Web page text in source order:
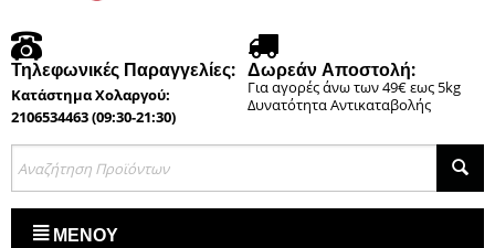
Τηλεφωνικές Παραγγελίες:
Κατάστημα Χολαργού:
2106534463 (09:30-21:30)
Δωρεάν Αποστολή:
Για αγορές άνω των 49€ εως 5kg
Δυνατότητα Αντικαταβολής
ΜΕΝΟΎ